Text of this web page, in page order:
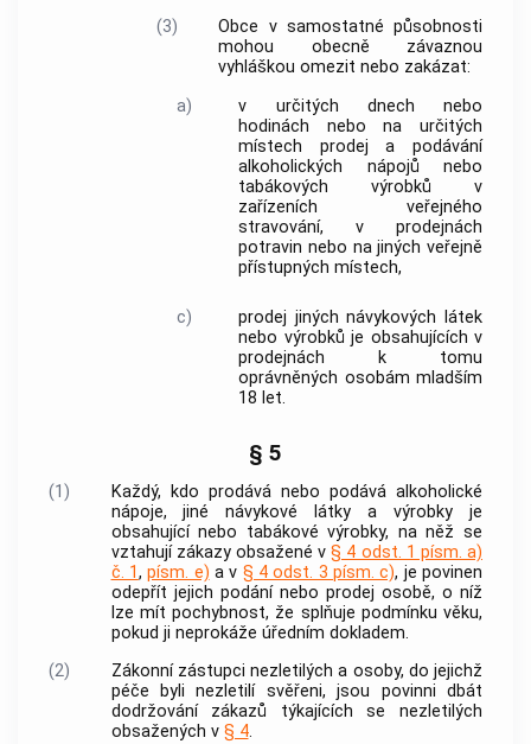
(3)
Obce v samostatné působnosti
mohou obecně závaznou
vyhláškou omezit nebo zakázat:
a)
v určitých dnech nebo
hodinách nebo na určitých
místech prodej a podávání
alkoholických nápojů nebo
tabákových výrobků v
zařízeních veřejného
stravování, v prodejnách
potravin nebo na jiných veřejně
přístupných místech,
c)
prodej jiných návykových látek
nebo výrobků je obsahujících v
prodejnách k tomu
oprávněných osobám mladším
18 let.
§ 5
(1)
Každý, kdo prodává nebo podává alkoholické
nápoje, jiné návykové látky a výrobky je
obsahující nebo tabákové výrobky, na něž se
vztahují zákazy obsažené v§ 4 odst. 1 písm. a)
č. 1,písm. e) a v § 4 odst. 3 písm. c), je povinen
odepřít jejich podání nebo prodej osobě, o níž
lze mít pochybnost, že splňuje podmínku věku,
pokud ji neprokáže úředním dokladem.
(2)
Zákonní zástupci nezletilých a osoby, do jejichž
péče byli nezletilí svěřeni, jsou povinni dbát
dodržování zákazů týkajících se nezletilých
obsažených v § 4.